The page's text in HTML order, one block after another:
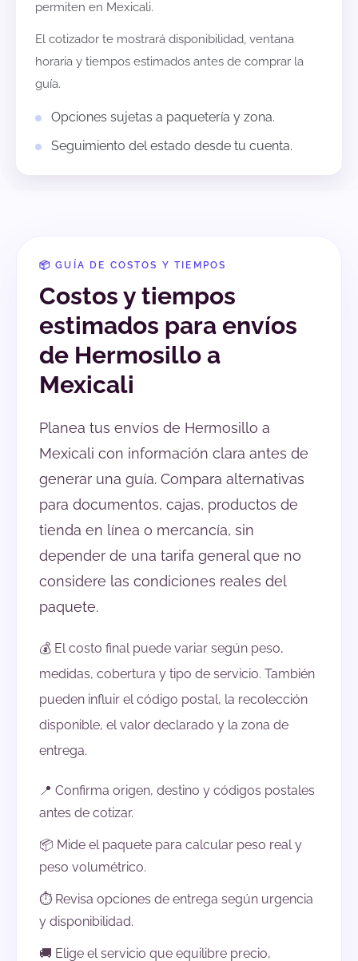
permiten en Mexicali.
El cotizador te mostrará disponibilidad, ventana
horaria y tiempos estimados antes de comprar la
guía.
Opciones sujetas a paquetería y zona.
Seguimiento del estado desde tu cuenta.
📦 GUÍA DE COSTOS Y TIEMPOS
Costos y tiempos
estimados para envíos
de Hermosillo a
Mexicali
Planea tus envíos de Hermosillo a
Mexicali con información clara antes de
generar una guía. Compara alternativas
para documentos, cajas, productos de
tienda en línea o mercancía, sin
depender de una tarifa general que no
considere las condiciones reales del
paquete.
💰 El costo final puede variar según peso,
medidas, cobertura y tipo de servicio. También
pueden influir el código postal, la recolección
disponible, el valor declarado y la zona de
entrega.
📍 Confirma origen, destino y códigos postales
antes de cotizar.
📦 Mide el paquete para calcular peso real y
peso volumétrico.
⏱️ Revisa opciones de entrega según urgencia
y disponibilidad.
🚚 Elige el servicio que equilibre precio,